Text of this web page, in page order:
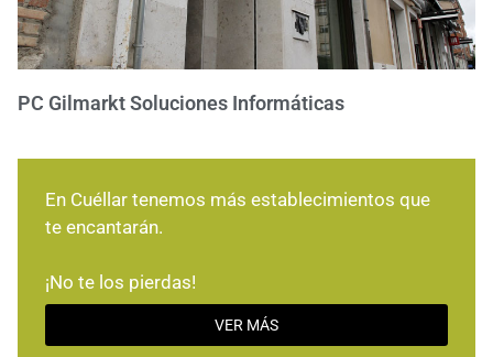
PC Gilmarkt Soluciones Informáticas
En Cuéllar tenemos más establecimientos que
te encantarán.
¡No te los pierdas!
VER MÁS